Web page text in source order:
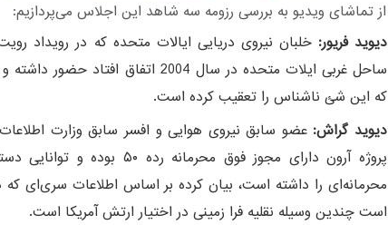
تماشای ویدیو به بررسی رزومه سه شاهد این اجلاس می‌پردازیم:
دیوید فریور:
ساحل غربی ایلات متحده در سال 2004 اتفاق
که این شئ ناشناس را تعقیب کرده است.
دیوید گراش:عضو سابق نیروی هوایی و افسر سابق وزارت
پروژه آرون دارای مجوز فوق محرمانه
محرمانه‌ای را داشته است، بیان کرده بر اساس اطلاعات سری‌ای
است چندین وسیله نقلیه فرا زمینی در اختیار ارتش آمریکا است.